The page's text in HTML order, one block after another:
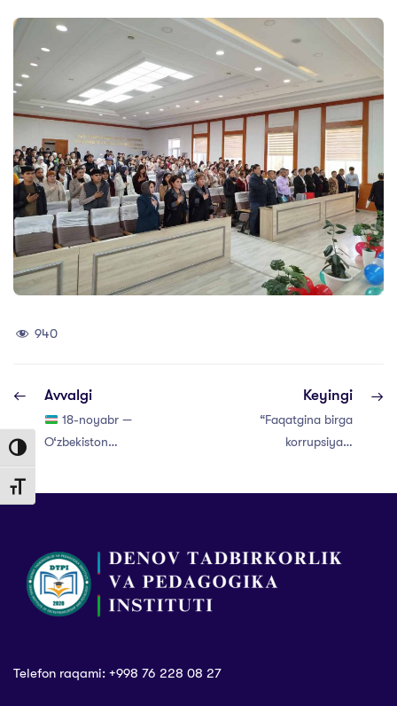
Toggle High Contrast
Toggle Font size
940
Avvalgi
18-noyabr —
O‘zbekiston
Keyingi
“Faqatgina birga
korrupsiyani
Telefon raqami: +998 76 228 08 27